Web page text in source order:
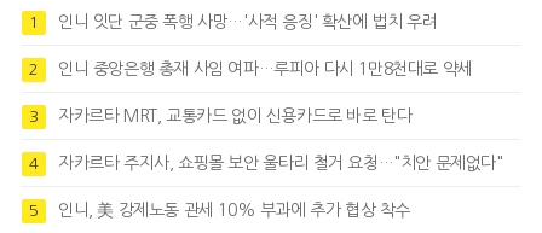
1 인니 잇단 군중 폭행 사망…'사적 응징' 확산에 법치 우려
2 인니 중앙은행 총재 사임 여파…루피아 다시 1만8천대로 약세
3 자카르타 MRT, 교통카드 없이 신용카드로 바로 탄다
4 자카르타 주지사, 쇼핑몰 보안 울타리 철거 요청…"치안 문제없다"
5 인니, 美 강제노동 관세 10% 부과에 추가 협상 착수